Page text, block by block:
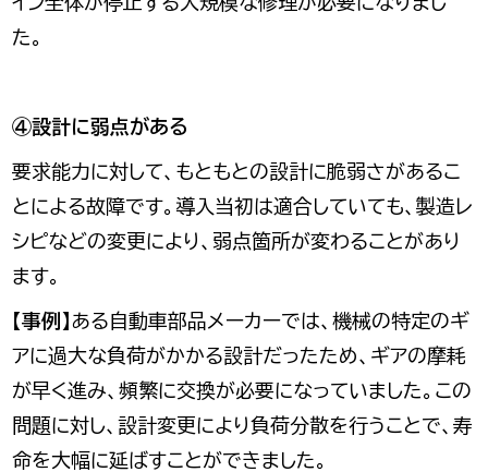
た。
④設計に弱点がある
要求能力に対して、もともとの設計に脆弱さがあるこ
とによる故障です。導入当初は適合していても、製造レ
シピなどの変更により、弱点箇所が変わることがあり
ます。
【事例】 ある自動車部品メーカーでは、機械の特定のギ
アに過大な負荷がかかる設計だったため、ギアの摩耗
が早く進み、頻繁に交換が必要になっていました。この
問題に対し、設計変更により負荷分散を行うことで、寿
命を大幅に延ばすことができました。